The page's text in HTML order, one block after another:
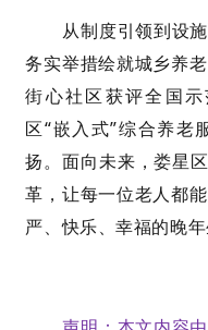
从制度引领到设
务实举措绘就城乡养
街心社区获评全国
区“嵌入式”综合养老
扬。面向未来，娄星
革，让每一位老人都
严、快乐、幸福的晚年